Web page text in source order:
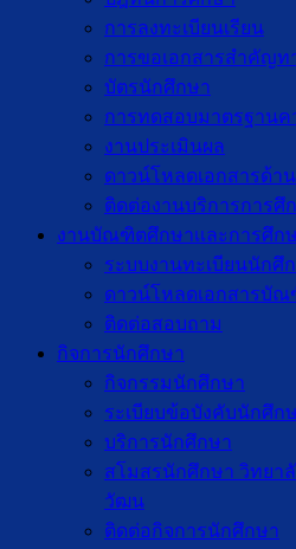
การลงทะเบียนเรียน
การขอเอกสารสำคัญท
บัตรนักศึกษา
การทดสอบมาตรฐาน
งานประเมินผล
ดาวน์โหลดเอกสารด้า
ติดต่องานบริการการศึ
งานบัณฑิตศึกษาเเละการศึก
ระบบงานทะเบียนนักศึ
ดาวน์โหลดเอกสารบั
ติดต่อสอบถาม
กิจการนักศึกษา
กิจกรรมนักศึกษา
ระเบียบข้อบังคับนักศึก
บริการนักศึกษา
สโมสรนักศึกษา วิทยา
วัฒน
ติดต่อกิจการนักศึกษา